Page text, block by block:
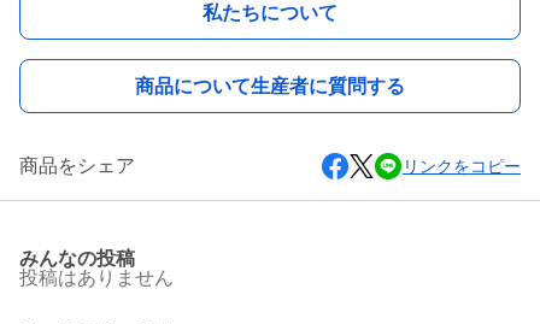
私たちについて
商品について生産者に質問する
商品をシェア リンクをコピー
みんなの投稿
投稿はありません